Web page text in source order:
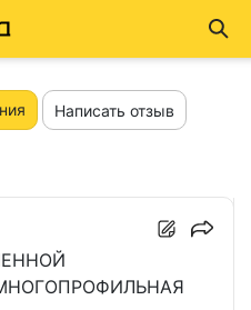
Написать отзыв